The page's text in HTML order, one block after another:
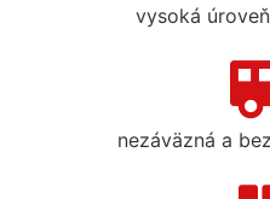
vysoká
nezáväzná a